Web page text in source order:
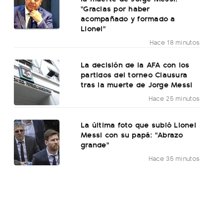
"Gracias por haber
acompañado y formado a
Lionel"
Hace 18 minutos
La decisión de la AFA con los
partidos del torneo Clausura
tras la muerte de Jorge Messi
Hace 25 minutos
La última foto que subió Lionel
Messi con su papá: "Abrazo
grande"
Hace 35 minutos